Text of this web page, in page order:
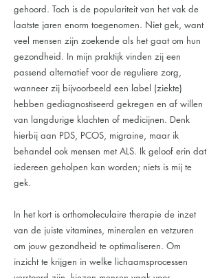
gehoord. Toch is de populariteit van het vak de
laatste jaren enorm toegenomen. Niet gek, want
veel mensen zijn zoekende als het gaat om hun
gezondheid. In mijn praktijk vinden zij een
passend alternatief voor de reguliere zorg,
wanneer zij bijvoorbeeld een label (ziekte)
hebben gediagnostiseerd gekregen en af willen
van langdurige klachten of medicijnen. Denk
hierbij aan PDS, PCOS, migraine, maar ik
behandel ook mensen met ALS. Ik geloof erin dat
iedereen geholpen kan worden; niets is mij te
gek.
In het kort is orthomoleculaire therapie de inzet
van de juiste vitamines, mineralen en vetzuren
om jouw gezondheid te optimaliseren. Om
inzicht te krijgen in welke lichaamsprocessen